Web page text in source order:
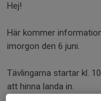
Hej!
Här kommer
imorgon den 6 juni.
Tävlingarna startar kl.
att hinna landa in.